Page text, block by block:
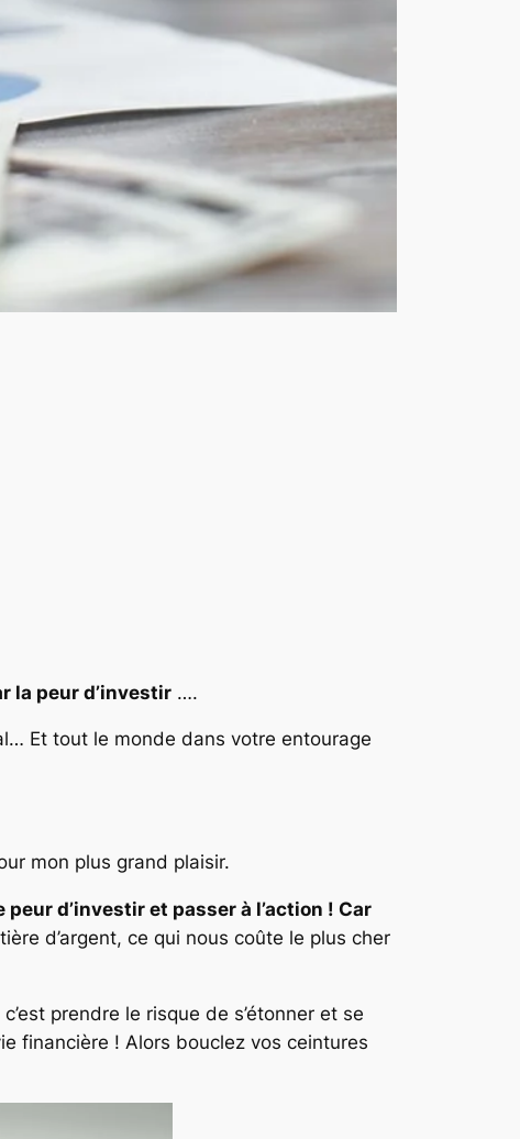
la peur d’investir ….
Et tout le monde dans votre entourage
mon plus grand plaisir.
d’investir et passer à l’action ! Car
d’argent, ce qui nous coûte le plus cher
prendre le risque de s’étonner et se
financière ! Alors bouclez vos ceintures